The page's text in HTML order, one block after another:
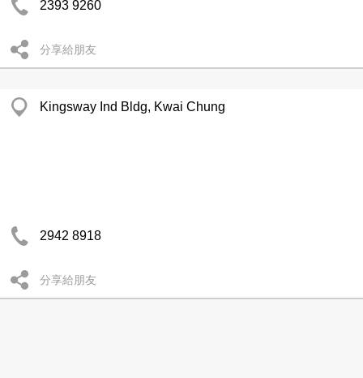
2393 9260
分享給朋友
Kingsway Ind Bldg, Kwai Chung
2942 8918
分享給朋友